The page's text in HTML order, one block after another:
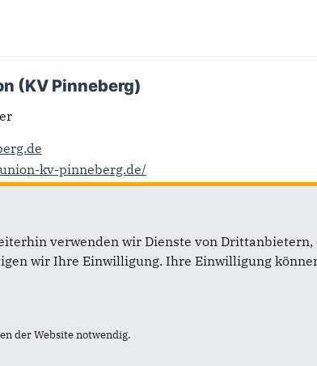
(KV Pinneberg)
kv-pinneberg.de/
verwenden wir Dienste von
wir Ihre Einwilligung. Ihre Einwilligung
der Website notwendig.